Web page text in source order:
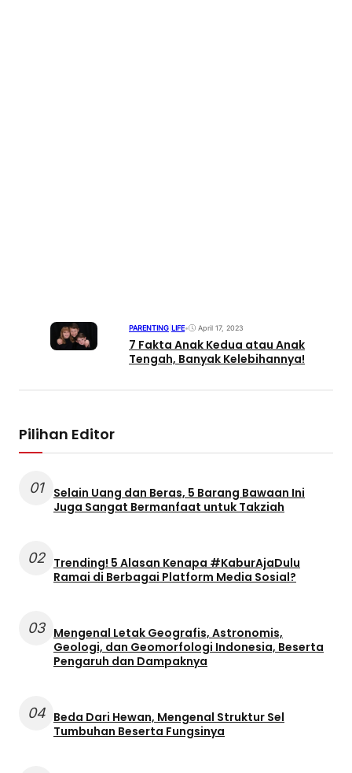
PARENTING LIFE• April 17, 2023
7 Fakta Anak Kedua atau Anak
Tengah, Banyak Kelebihannya!
Pilihan Editor
01
Selain Uang dan Beras, 5 Barang Bawaan Ini
Juga Sangat Bermanfaat untuk Takziah
02 Trending! 5 Alasan Kenapa #KaburAjaDulu
Ramai di Berbagai Platform Media Sosial?
03 Mengenal Letak Geografis, Astronomis,
Geologi, dan Geomorfologi Indonesia, Beserta
Pengaruh dan Dampaknya
04 Beda Dari Hewan, Mengenal Struktur Sel
Tumbuhan Beserta Fungsinya